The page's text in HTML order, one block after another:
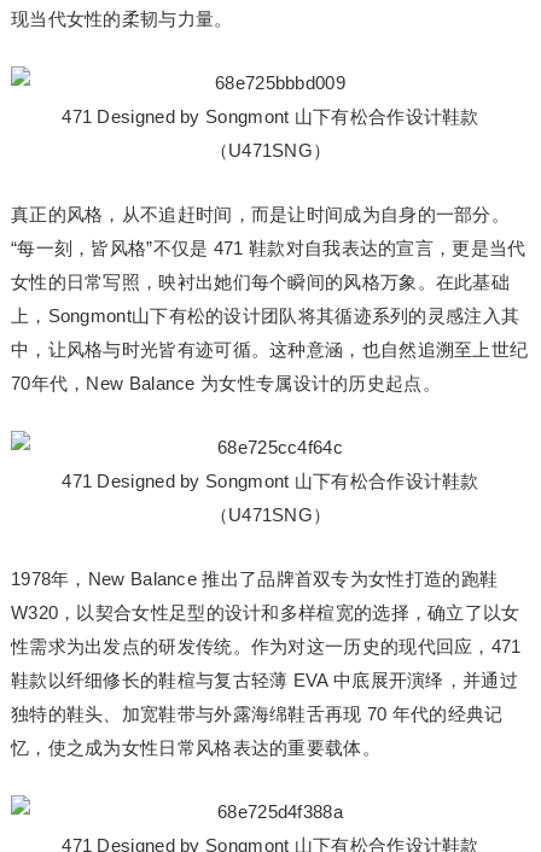
现当代女性的柔韧与力量。
471 Designed by Songmont 山下有松合作设计鞋款
（U471SNG）
真正的风格，从不追赶时间，而是让时间成为自身的一部分。
“每一刻，皆风格”不仅是 471 鞋款对自我表达的宣言，更是当代
女性的日常写照，映衬出她们每个瞬间的风格万象。在此基础
上，Songmont山下有松的设计团队将其循迹系列的灵感注入其
中，让风格与时光皆有迹可循。这种意涵，也自然追溯至上世纪
70年代，New Balance 为女性专属设计的历史起点。
471 Designed by Songmont 山下有松合作设计鞋款
（U471SNG）
1978年，New Balance 推出了品牌首双专为女性打造的跑鞋
W320，以契合女性足型的设计和多样楦宽的选择，确立了以女
性需求为出发点的研发传统。作为对这一历史的现代回应，471
鞋款以纤细修长的鞋楦与复古轻薄 EVA 中底展开演绎，并通过
独特的鞋头、加宽鞋带与外露海绵鞋舌再现 70 年代的经典记
忆，使之成为女性日常风格表达的重要载体。
471 Designed by Songmont 山下有松合作设计鞋款